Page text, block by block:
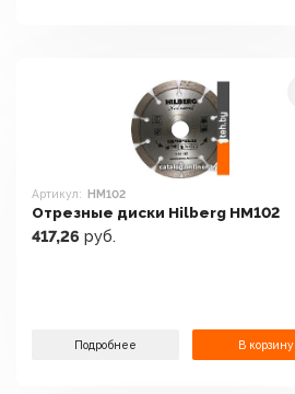
Артикул: HM102
Отрезные диски Hilberg HM102
417,26 руб.
Подробнее В корзину